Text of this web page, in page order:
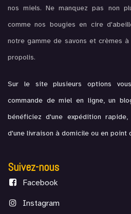
nos miels. Ne manquez pas non
comme nos bougies en cire
notre gamme de savons et crèmes
propolis.
Sur le site plusieurs options
commande de miel en ligne, un
bénéficiez d'une expédition
d'une livraison à domicile ou en point
Suivez-nous
Facebook
Instagram